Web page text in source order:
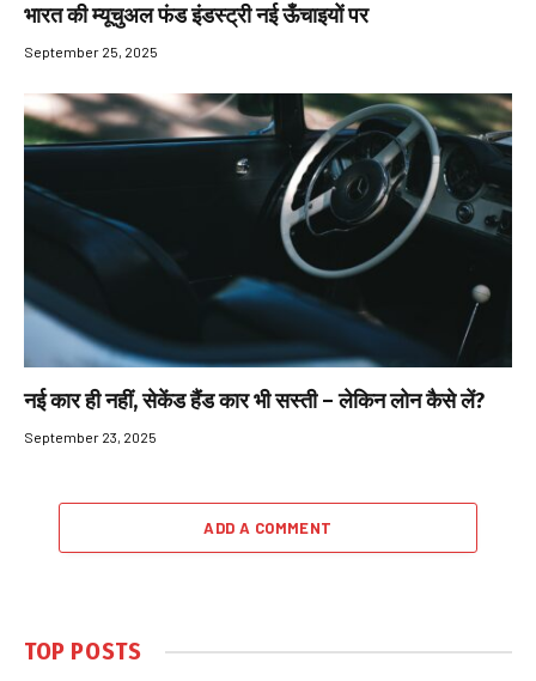
भारत की म्यूचुअल फंड इंडस्ट्री नई ऊँचाइयों पर
September 25, 2025
नई कार ही नहीं, सेकेंड हैंड कार भी सस्ती – लेकिन लोन कैसे लें?
September 23, 2025
ADD A COMMENT
TOP POSTS